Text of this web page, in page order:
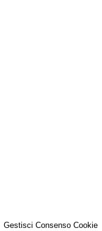
Gestisci Consenso Cookie